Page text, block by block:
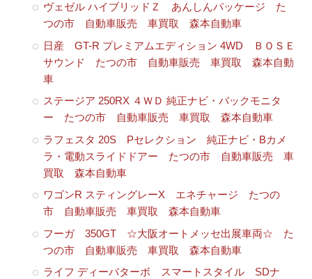
ヴェゼル ハイブリッドＺ あんしんパッケージ た
つの市 自動車販売 車買取 森本自動車
日産 GT-R プレミアムエディション 4WD ＢＯＳＥ
サウンド たつの市 自動車販売 車買取 森本自動
車
ステージア 250RX ４ＷＤ 純正ナビ・バックモニタ
ー たつの市 自動車販売 車買取 森本自動車
ラフェスタ 20S Pセレクション 純正ナビ・Bカメ
ラ・電動スライドドアー たつの市 自動車販売 車
買取 森本自動車
ワゴンR スティングレーX エネチャージ たつの
市 自動車販売 車買取 森本自動車
フーガ 350GT ☆大阪オートメッセ出展車両☆ た
つの市 自動車販売 車買取 森本自動車
ライフ ディーバターボ スマートスタイル SDナ